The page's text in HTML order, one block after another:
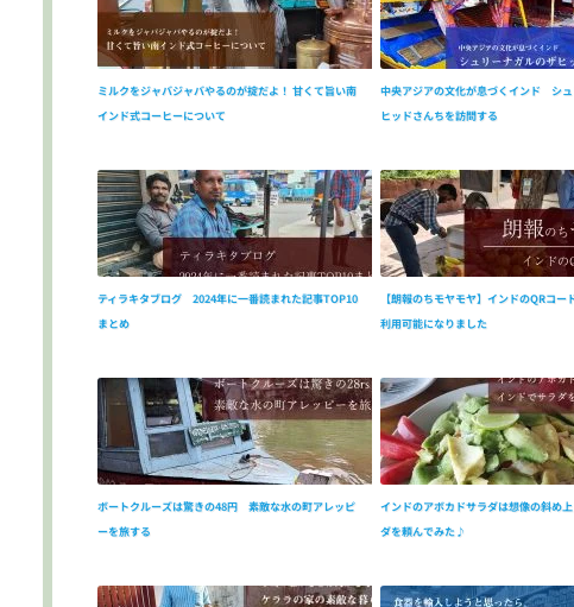
ミルクをジャバジャバやるのが掟だよ！ 甘くて旨い南
インド式コーヒーについて
中央アジアの文化が息づくインド シ
ヒッドさんちを訪問する
ティラキタブログ 2024年に一番読まれた記事TOP10
まとめ
【朗報のちモヤモヤ】インドのQRコー
利用可能になりました
ボートクルーズは驚きの48円 素敵な水の町アレッピ
ーを旅する
インドのアボカドサラダは想像の斜め
ダを頼んでみた♪